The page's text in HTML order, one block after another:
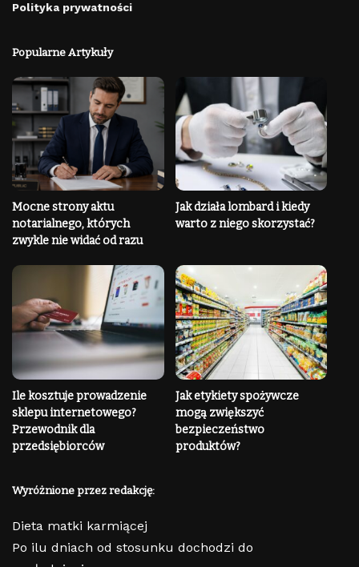
Polityka prywatności
Popularne Artykuły
Mocne strony aktu
notarialnego, których
zwykle nie widać od razu
Jak działa lombard i kiedy
warto z niego skorzystać?
Ile kosztuje prowadzenie
sklepu internetowego?
Przewodnik dla
przedsiębiorców
Jak etykiety spożywcze
mogą zwiększyć
bezpieczeństwo
produktów?
Wyróżnione przez redakcję:
Dieta matki karmiącej
Po ilu dniach od stosunku dochodzi do